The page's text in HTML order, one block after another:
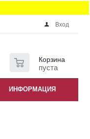
Вход
Корзина
пуста
ИНФОРМАЦИЯ